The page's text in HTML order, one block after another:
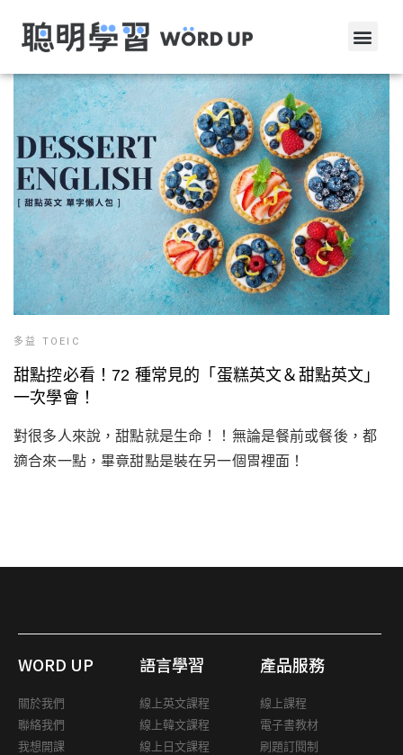
多益 TOEIC
甜點控必看！72 種常見的「蛋糕英文＆甜點英文」
一次學會！
對很多人來說，甜點就是生命！！無論是餐前或餐後，都
適合來一點，畢竟甜點是裝在另一個胃裡面！
WORD UP
關於我們
聯絡我們
我想開課
語言學習
線上英文課程
線上韓文課程
線上日文課程
產品服務
線上課程
電子書教材
刷題訂閱制